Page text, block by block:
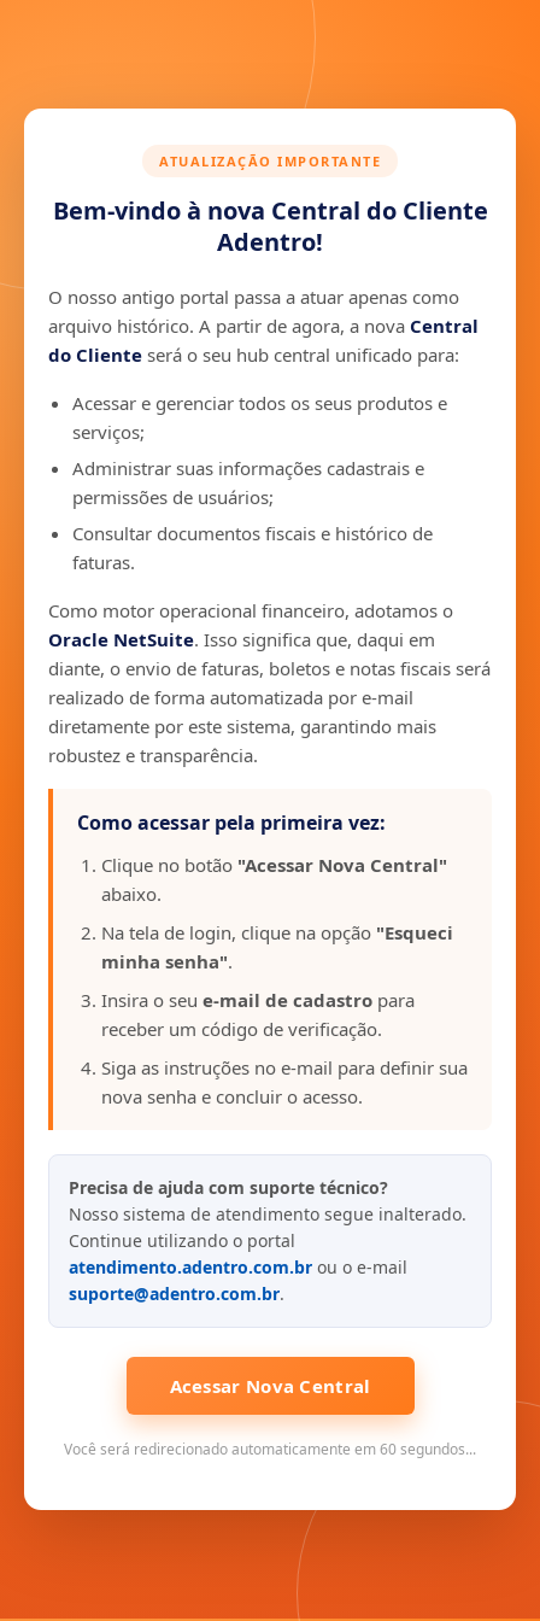
ATUALIZAÇÃO IMPORTANTE
Bem-vindo à nova Central do Cliente
Adentro!
O nosso antigo portal passa a atuar apenas como
arquivo histórico. A partir de agora, a nova Central
do Cliente será o seu hub central unificado para:
Acessar e gerenciar todos os seus produtos e
serviços;
Administrar suas informações cadastrais e
permissões de usuários;
Consultar documentos fiscais e histórico de
faturas.
Como motor operacional financeiro, adotamos o
Oracle NetSuite. Isso significa que, daqui em
diante, o envio de faturas, boletos e notas fiscais será
realizado de forma automatizada por e-mail
diretamente por este sistema, garantindo mais
robustez e transparência.
Como acessar pela primeira vez:
Clique no botão "Acessar Nova Central"
abaixo.
Na tela de login, clique na opção "Esqueci
minha senha".
Insira o seu e-mail de cadastro para
receber um código de verificação.
Siga as instruções no e-mail para definir sua
nova senha e concluir o acesso.
Precisa de ajuda com suporte técnico?
Nosso sistema de atendimento segue inalterado.
Continue utilizando o portal
atendimento.adentro.com.br ou o e-mail
suporte@adentro.com.br.
Acessar Nova Central
Você será redirecionado automaticamente em 60 segundos...